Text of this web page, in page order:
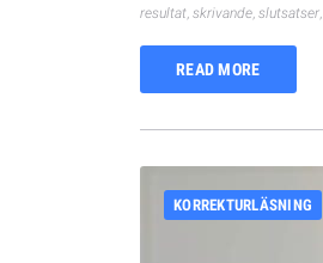
resultat, skrivande, slutsatser,
READ MORE
KORREKTURLÄSNING